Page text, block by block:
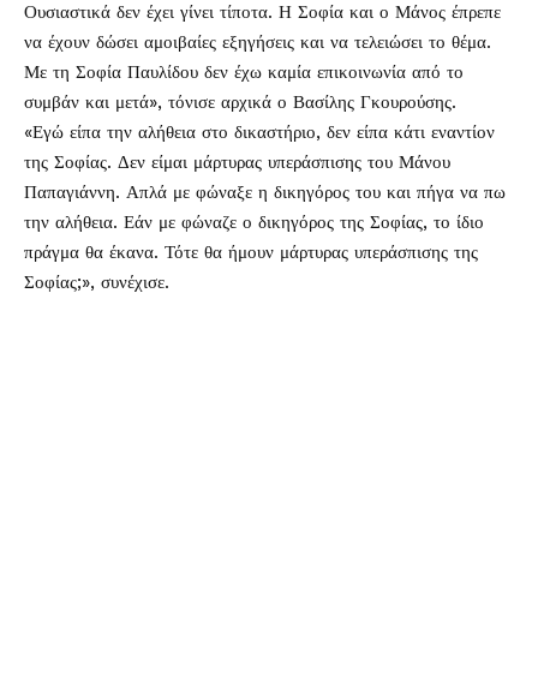
Ουσιαστικά δεν έχει γίνει τίποτα. Η Σοφία και ο Μάνος έπρεπε
να έχουν δώσει αμοιβαίες εξηγήσεις και να τελειώσει το θέμα.
Με τη Σοφία Παυλίδου δεν έχω καμία επικοινωνία από το
συμβάν και μετά», τόνισε αρχικά ο Βασίλης Γκουρούσης.
«Εγώ είπα την αλήθεια στο δικαστήριο, δεν είπα κάτι εναντίον
της Σοφίας. Δεν είμαι μάρτυρας υπεράσπισης του Μάνου
Παπαγιάννη. Απλά με φώναξε η δικηγόρος του και πήγα να πω
την αλήθεια. Εάν με φώναζε ο δικηγόρος της Σοφίας, το ίδιο
πράγμα θα έκανα. Τότε θα ήμουν μάρτυρας υπεράσπισης της
Σοφίας;», συνέχισε.